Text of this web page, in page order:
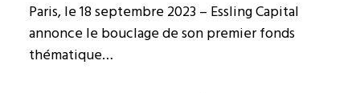
Paris, le 18 septembre 2023 – Essling Capital
annonce le bouclage de son premier fonds
thématique…